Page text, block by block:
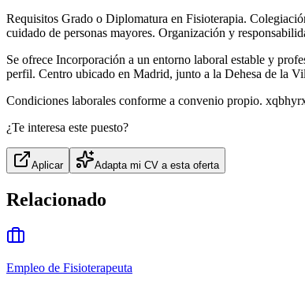
Requisitos Grado o Diplomatura en Fisioterapia.
cuidado de personas mayores. Organización y
Se ofrece Incorporación a un entorno laboral estable y
perfil. Centro ubicado en Madrid, junto a la Dehesa de la
Condiciones laborales conforme a convenio propio.
¿Te interesa este puesto?
Aplicar Adapta mi CV a esta oferta
Relacionado
Empleo de Fisioterapeuta